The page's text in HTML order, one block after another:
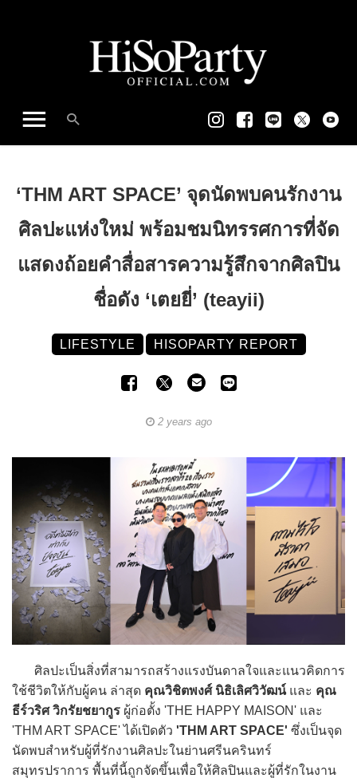
‘THM ART SPACE’ จุดนัดพบคนรักงาน
ศิลปะแห่งใหม่ พร้อมชมนิทรรศการที่จัด
แสดงถ้อยคำสื่อสารความรู้สึกจากศิลปิน
ชื่อดัง ‘เตยยี่’ (teayii)
LIFESTYLE HISOPARTY REPORT
2 years ago
ศิลปะเป็นสิ่งที่สามารถสร้างแรงบันดาลใจและแนวคิดการ
ใช้ชีวิตให้กับผู้คน ล่าสุด คุณวิชิตพงศ์ นิธิเลิศวิวัฒน์และ คุณ
ธีร์วริศ วิกรัยชยากูร ผู้ก่อตั้ง 'THE HAPPY MAISON' และ
'THM ART SPACE' ได้เปิดตัว 'THM ART SPACE' ซึ่งเป็นจุด
นัดพบสำหรับผู้ที่รักงานศิลปะในย่านศรีนครินทร์
สมุทรปราการ พื้นที่นี้ถูกจัดขึ้นเพื่อให้ศิลปินและผู้ที่รักในงาน